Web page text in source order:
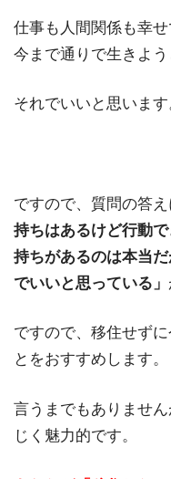
仕事も人間関係も幸せ
今まで通りで生きよう
それでいいと思います
ですので、質問の答え
持ちはあるけど行動
持ちがあるのは本当
でいいと思っている」
ですので、移住せず
とをおすすめします。
言うまでもありませ
じく魅力的です。